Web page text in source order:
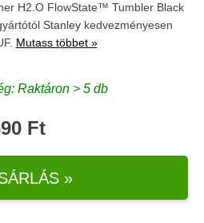
H2.O FlowState™ Tumbler Black
Stanley kedvezményesen
Mutass többet »
Raktáron > 5 db
Ft
»